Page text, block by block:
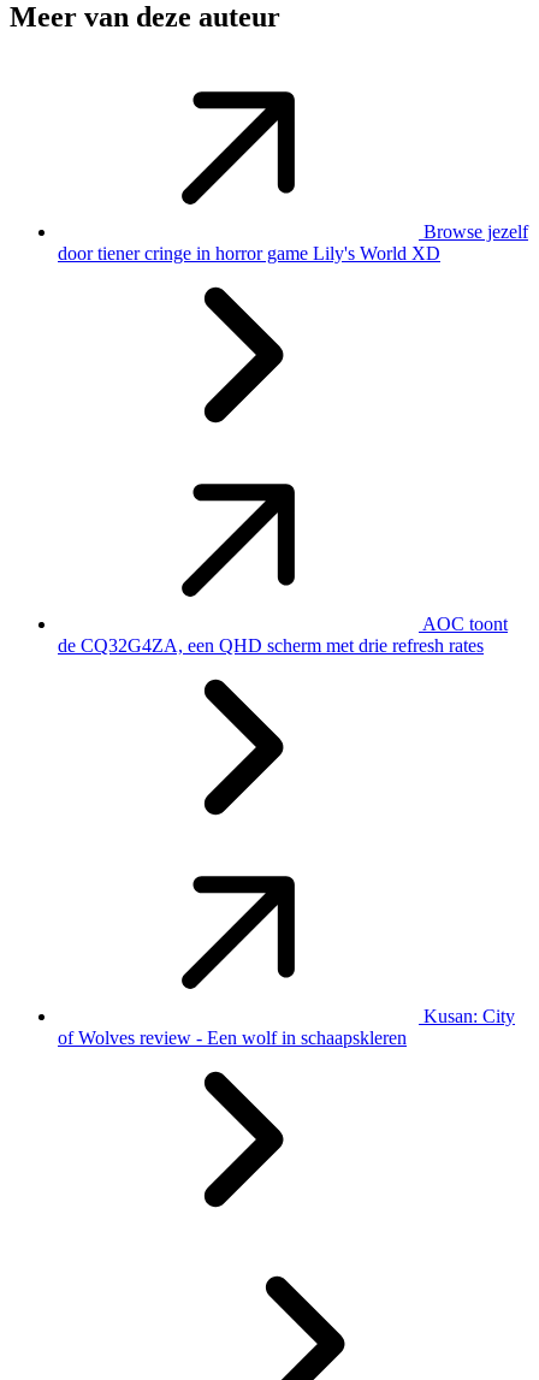
Meer van deze auteur
Browse jezelf
door tiener cringe in horror game Lily's World XD
AOC toont
de CQ32G4ZA, een QHD scherm met drie refresh rates
Kusan: City
of Wolves review - Een wolf in schaapskleren